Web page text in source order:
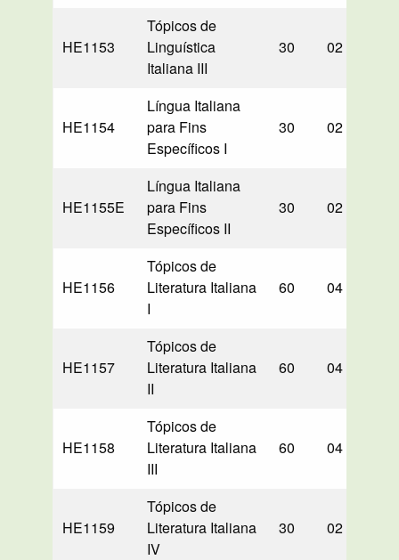
HE1153
Tópicos de
Linguística
Italiana III
30 02
HE1154
Língua Italiana
para Fins
Específicos I
30 02
HE1155E
Língua Italiana
para Fins
Específicos II
30 02
HE1156
Tópicos de
Literatura Italiana
I
60 04
HE1157
Tópicos de
Literatura Italiana
II
60 04
HE1158
Tópicos de
Literatura Italiana
III
60 04
HE1159
Tópicos de
Literatura Italiana
IV
30 02